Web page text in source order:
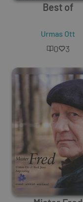
Best of
Urmas Ott
0 3